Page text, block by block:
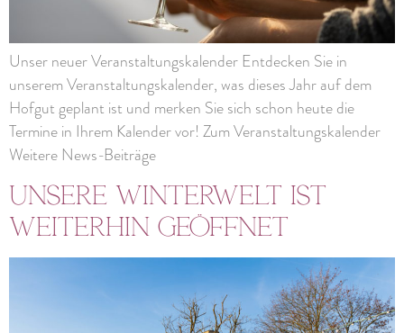
Unser neuer Veranstaltungskalender Entdecken Sie in
unserem Veranstaltungskalender, was dieses Jahr auf dem
Hofgut geplant ist und merken Sie sich schon heute die
Termine in Ihrem Kalender vor! Zum Veranstaltungskalender
Weitere News-Beiträge
Unsere Winterwelt ist
weiterhin geöffnet